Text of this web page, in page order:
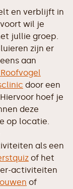
en verblijft in
wil je
jullie groep.
zijn er
aan
Roofvogel
door een
hoef je
deze
op locatie.
als een
of het
activiteiten
of